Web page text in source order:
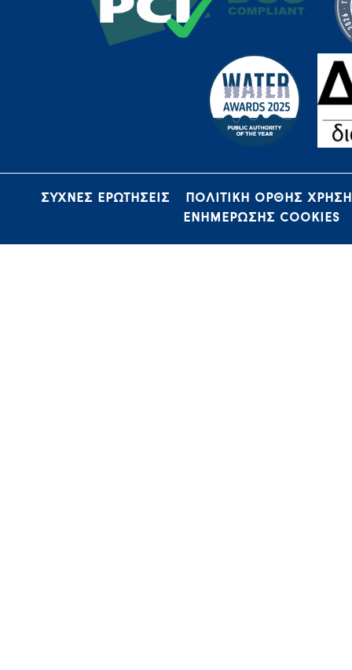
ΣΥΧΝΕΣ ΕΡΩΤΗΣΕΙΣ
ΠΟΛΙΤΙΚΗ ΟΡΘΗΣ
ΕΝΗΜΕΡΩΣΗΣ COOKIES